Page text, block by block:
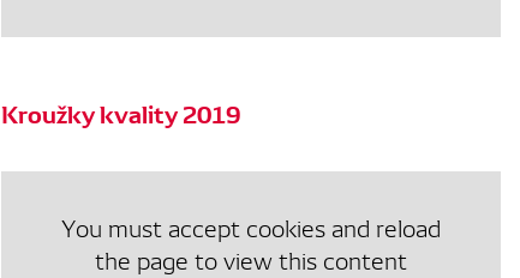
Kroužky kvality 2019
You must accept cookies and reload
the page to view this content